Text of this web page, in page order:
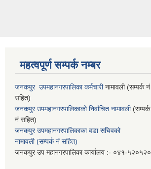
महत्वपूर्ण सम्पर्क नम्बर
जनकपुर उपमहानगरपालिका कर्मचारीनामावली (सम्पर्क नं
सहित)
जनकपुर उपमहानगरपालिकाको निर्वाचित नामावली (सम्पर्क
नं सहित)
जनकपुर उपमहानगरपालिकाका वडा सचिवको
नामावली (सम्पर्क नं सहित)
जनकपुर उप महानगरपालिका कार्यालय :- ०४१-५२०५२०